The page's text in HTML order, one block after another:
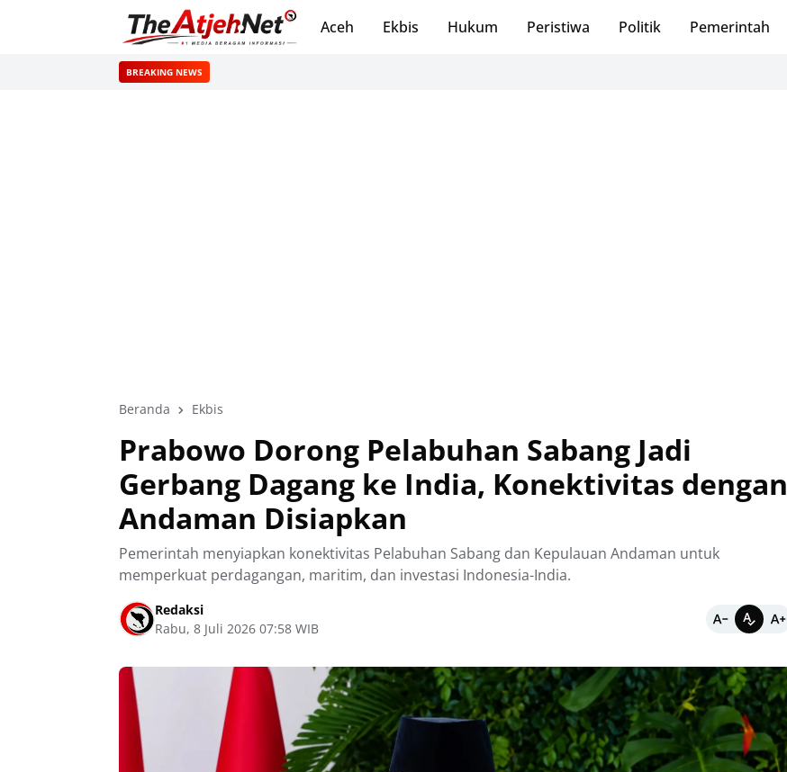
Aceh Ekbis Hukum Peristiwa Politik Pemerintah
BREAKING NEWS
Beranda Ekbis
Prabowo Dorong Pelabuhan Sabang Jadi
Gerbang Dagang ke India, Konektivitas dengan
Andaman Disiapkan
Pemerintah menyiapkan konektivitas Pelabuhan Sabang dan Kepulauan Andaman untuk
memperkuat perdagangan, maritim, dan investasi Indonesia-India.
Redaksi
Rabu, 8 Juli 2026 07:58 WIB